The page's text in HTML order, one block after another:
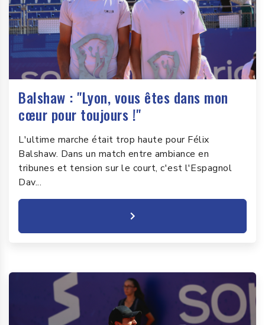
Balshaw : "Lyon, vous êtes dans mon
cœur pour toujours !"
L'ultime marche était trop haute pour Félix
Balshaw. Dans un match entre ambiance en
tribunes et tension sur le court, c'est l'Espagnol
Dav...